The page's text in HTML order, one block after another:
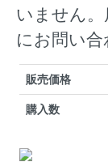
いません
にお問い合
販売価格
購入数